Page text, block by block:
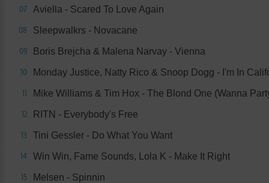
07 Aviella - Scared To Love Again
08 Sleepwalkrs - Novacane
09 Boris Brejcha & Malena Narvay - Vienna
10 Monday Justice, Natty Rico & Snoop Dogg - I'm In
11 Mike Williams & Tim Hox - The Blond One (Wanna
12 RITN - Everybody's Free
13 Tini Gessler - Do What You Want
14 Win Win, Fame Sounds, Lola K - Make It Right
15 Melsen - Spinnin